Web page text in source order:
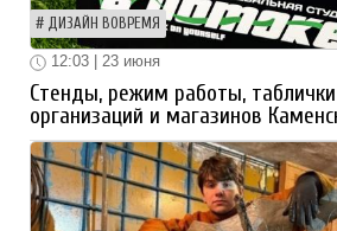
ДИЗАЙН ВОВРЕМЯ
12:03 | 23 июня
Стенды, режим работы,
организаций и магазинов